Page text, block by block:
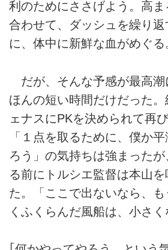
利のためにささげよう。高
合わせて、ダッシュを繰り
に、体中に新鮮な血がめぐる
だが、そんな予感が最高潮
ほんの短い時間だけだった
ェナスにPKを決められて再
「１点を取るために、僕か
ろう」の気持ちは強まったが
る前にトルシエ監督は本山
た。「ここで出ないなら、も
くふくらんだ風船は、小さく